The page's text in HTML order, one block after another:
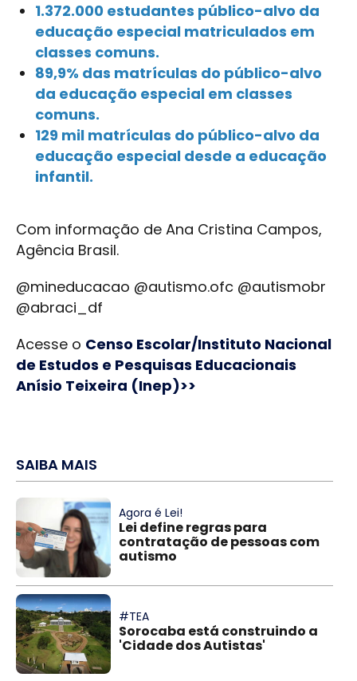
1.372.000 estudantes público-alvo da
educação especial matriculados em
classes comuns.
89,9% das matrículas do público-alvo
da educação especial em classes
comuns.
129 mil matrículas do público-alvo da
educação especial desde a educação
infantil.
Com informação de Ana Cristina Campos,
Agência Brasil.
@mineducacao @autismo.ofc @autismobr
@abraci_df
Acesse o Censo Escolar/Instituto Nacional
de Estudos e Pesquisas Educacionais
Anísio Teixeira (Inep)>>
SAIBA MAIS
Agora é Lei!
Lei define regras para
contratação de pessoas com
autismo
#TEA
Sorocaba está construindo a
'Cidade dos Autistas'